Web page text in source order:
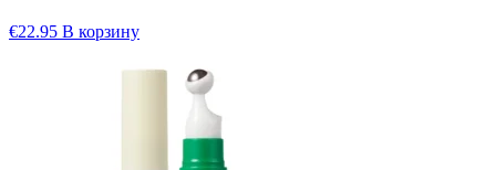
€22.95 В корзину